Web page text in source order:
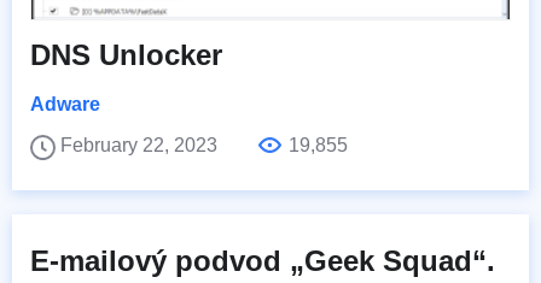
DNS Unlocker
Adware
February 22, 2023
19,855
E-mailový podvod „Geek Squad“.